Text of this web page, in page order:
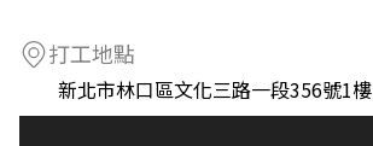
打工地點
新北市林口區文化三路一段356號1樓